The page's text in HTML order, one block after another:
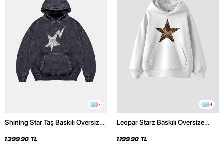
7
Shining Star Taş Baskılı Oversize
Hoodie
1.399,90 TL
4
Leopar Starz Baskılı Oversize
1.199,90 TL